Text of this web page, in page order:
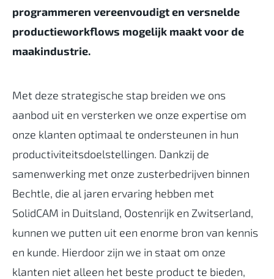
programmeren vereenvoudigt en versnelde
productieworkflows mogelijk maakt voor de
maakindustrie.
Met deze strategische stap breiden we ons
aanbod uit en versterken we onze expertise om
onze klanten optimaal te ondersteunen in hun
productiviteitsdoelstellingen. Dankzij de
samenwerking met onze zusterbedrijven binnen
Bechtle, die al jaren ervaring hebben met
SolidCAM in Duitsland, Oostenrijk en Zwitserland,
kunnen we putten uit een enorme bron van kennis
en kunde. Hierdoor zijn we in staat om onze
klanten niet alleen het beste product te bieden,